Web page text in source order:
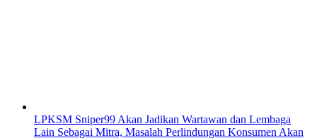
LPKSM Sniper99 Akan Jadikan Wartawan dan Lembaga
Lain Sebagai Mitra, Masalah Perlindungan Konsumen Akan